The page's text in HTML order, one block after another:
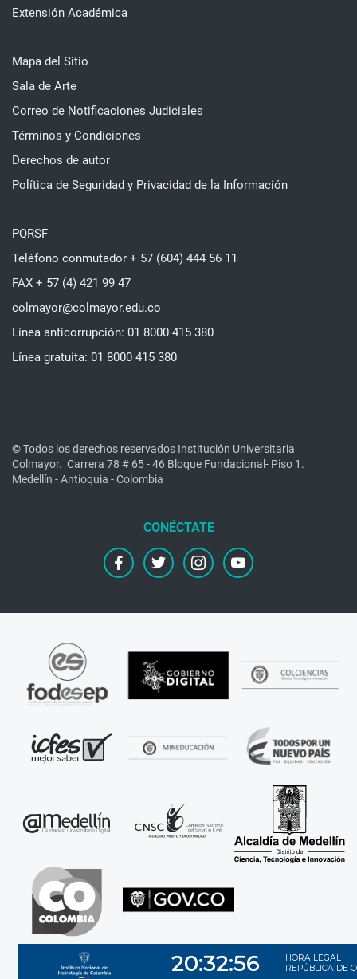
Extensión Académica
Mapa del Sitio
Sala de Arte
Correo de Notificaciones Judiciales
Términos y Condiciones
Derechos de autor
Política de Seguridad y Privacidad de la Información
PQRSF
Teléfono conmutador + 57 (604) 444 56 11
FAX + 57 (4) 421 99 47
colmayor@colmayor.edu.co
Línea anticorrupción: 01 8000 415 380
Línea gratuita: 01 8000 415 380
© Todos los derechos reservados Institución Universitaria
Colmayor. Carrera 78 # 65 - 46 Bloque Fundacional- Piso 1.
Medellín - Antioquia - Colombia